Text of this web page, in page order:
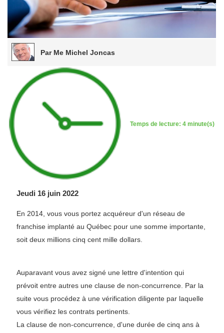
Par Me Michel Joncas
Temps de lecture: 4 minute(s)
Jeudi 16 juin 2022
En 2014, vous vous portez acquéreur d'un réseau de
franchise implanté au Québec pour une somme importante,
soit deux millions cinq cent mille dollars.
Auparavant vous avez signé une lettre d'intention qui
prévoit entre autres une clause de non-concurrence. Par la
suite vous procédez à une vérification diligente par laquelle
vous vérifiez les contrats pertinents.
La clause de non-concurrence, d'une durée de cinq ans à